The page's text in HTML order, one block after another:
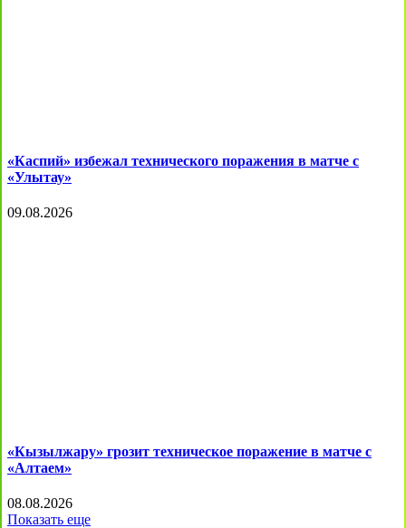
«Каспий» избежал технического поражения в матче с
«Улытау»
09.08.2026
«Кызылжару» грозит техническое поражение в матче с
«Алтаем»
08.08.2026
Показать еще